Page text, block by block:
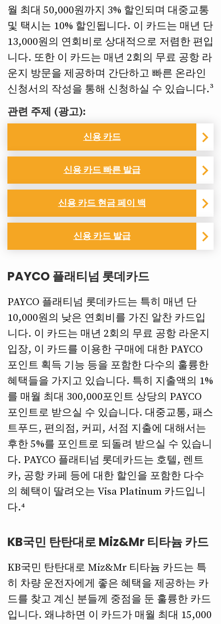
월 최대 50,000원까지 3% 할인되며 대중교통
및 택시는 10% 할인됩니다. 이 카드는 매년 단
13,000원의 연회비로 상대적으로 저렴한 편입
니다. 또한 이 카드는 매년 2회의 무료 공항 라
운지 방문을 제공하며 간단하고 빠른 온라인
신청서의 작성을 통해 신청하실 수 있습니다.³
관련 주제 (광고):
신용 카드
신용 카드 빠른 발급
신용 카드 현금 페이 백
신용 카드 발급
PAYCO 플래티넘 롯데카드
PAYCO 플래티넘 롯데카드는 특히 매년 단
10,000원의 낮은 연회비를 가진 알찬 카드입
니다. 이 카드는 매년 2회의 무료 공항 라운지
입장, 이 카드를 이용한 구매에 대한 PAYCO
포인트 획득 기능 등을 포함한 다수의 훌륭한
혜택들을 가지고 있습니다. 특히 지출액의 1%
를 매월 최대 300,000포인트 상당의 PAYCO
포인트로 받으실 수 있습니다. 대중교통, 패스
트푸드, 편의점, 커피, 서점 지출에 대해서는
후한 5%를 포인트로 되돌려 받으실 수 있습니
다. PAYCO 플래티넘 롯데카드는 호텔, 렌트
카, 공항 카페 등에 대한 할인을 포함한 다수
의 혜택이 딸려오는 Visa Platinum 카드입니
다.⁴
KB국민 탄탄대로 Miz&Mr 티타늄 카드
KB국민 탄탄대로 Miz&Mr 티타늄 카드는 특
히 차량 운전자에게 좋은 혜택을 제공하는 카
드를 찾고 계신 분들께 중점을 둔 훌륭한 카드
입니다. 왜냐하면 이 카드가 매월 최대 15,000